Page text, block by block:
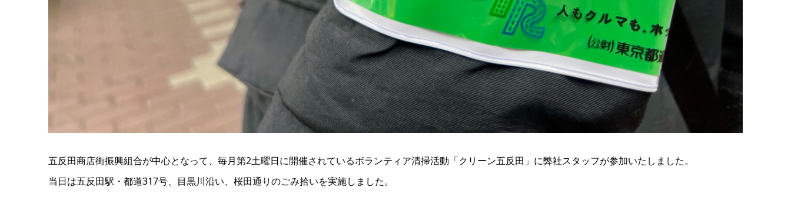
五反田商店街振興組合が中心となって、毎月第2土曜日に開催されているボランティア清掃活動「クリーン五反田」に弊社スタッフが参加いたしました。
当日は五反田駅・都道317号、目黒川沿い、桜田通りのごみ拾いを実施しました。